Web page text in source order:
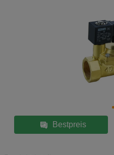
Bestpreis